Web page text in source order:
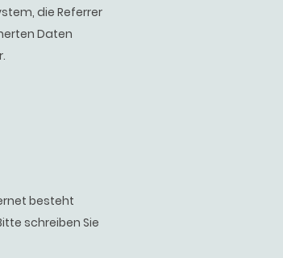
die Referrer
Daten
besteht
schreiben Sie